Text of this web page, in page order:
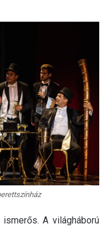
A világháború